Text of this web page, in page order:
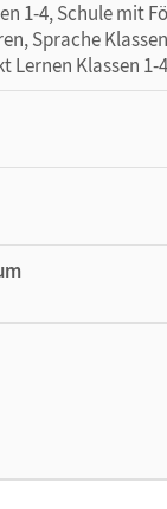
1-4, Schule mit
Sprache
Lernen Klassen 1-4